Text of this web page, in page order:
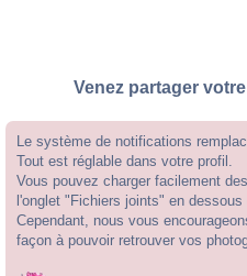
Venez partager
Le système de notifications
Tout est réglable dans votre profil.
Vous pouvez charger facilement
l'onglet "Fichiers joints" en
Cependant, nous vous
façon à pouvoir retrouver vos